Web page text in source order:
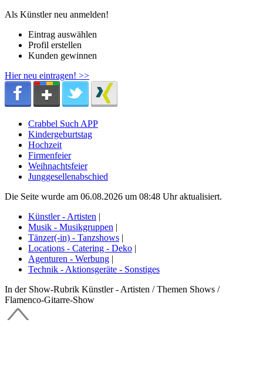
Als Künstler neu anmelden!
Eintrag auswählen
Profil erstellen
Kunden gewinnen
Hier neu eintragen! >>
Crabbel Such APP
Kindergeburtstag
Hochzeit
Firmenfeier
Weihnachtsfeier
Junggesellenabschied
Die Seite wurde am 06.08.2026 um 08:48 Uhr aktualisiert.
Künstler - Artisten |
Musik - Musikgruppen |
Tänzer(-in) - Tanzshows |
Locations - Catering - Deko |
Agenturen - Werbung |
Technik - Aktionsgeräte - Sonstiges
In der Show-Rubrik Künstler - Artisten / Themen Shows /
Flamenco-Gitarre-Show